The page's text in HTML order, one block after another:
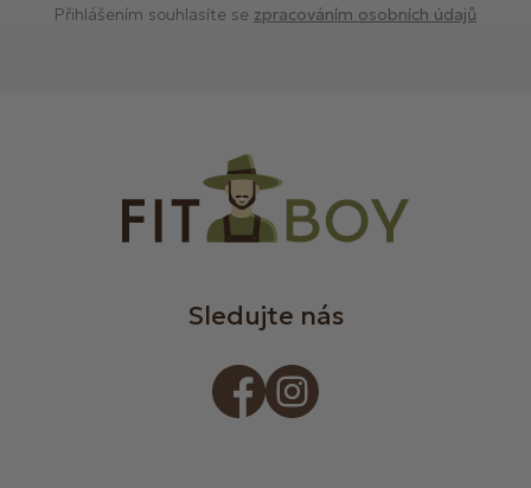
Přihlášením souhlasíte se zpracováním osobních údajů
Sledujte nás